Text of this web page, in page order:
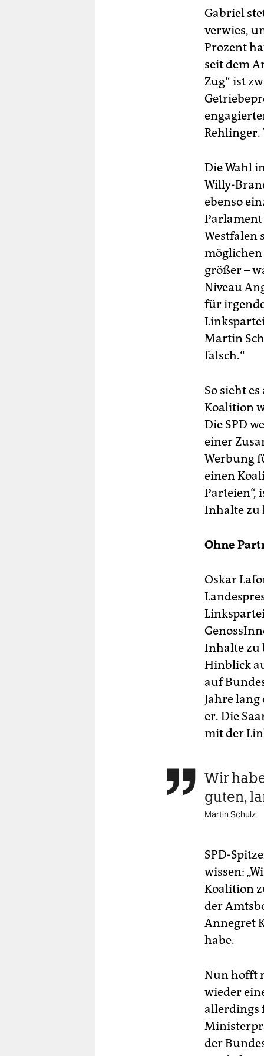
Gabriel
verwies,
Prozent
seit dem
Zug“ ist
Rehlinger.
Die Wahl
Willy-
ebenso
Westfalen
möglichen
größer –
Niveau
für
Martin
falsch.“
So sieht
Koalition
Die SPD
einer
Werbung
einen
Parteien“,
Inhalte zu
Ohne
Oskar
Inhalte zu
Hinblick
auf
Jahre
er. Die
mit der
 Wir
guten,
Martin Schulz
SPD-
wissen:
Koalition
der
Annegret
habe.
Nun hofft
wieder
allerdings
der